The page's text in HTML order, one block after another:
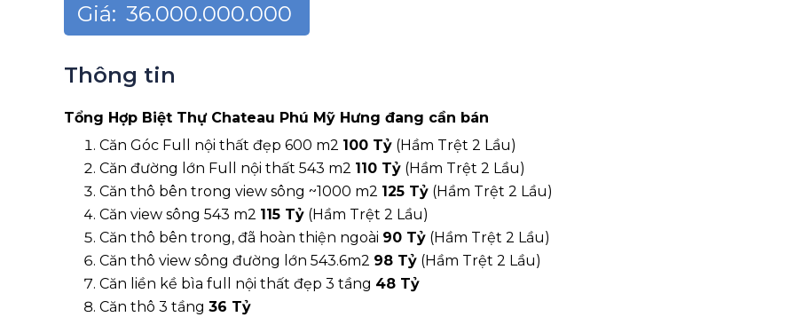
Giá: 36.000.000.000
Thông tin
Tổng Hợp Biệt Thự Chateau Phú Mỹ Hưng đang cần bán
Căn Góc Full nội thất đẹp 600 m2 100 Tỷ (Hầm Trệt 2 Lầu)
Căn đường lớn Full nội thất 543 m2 110 Tỷ (Hầm Trệt 2 Lầu)
Căn thô bên trong view sông ~1000 m2 125 Tỷ (Hầm Trệt 2 Lầu)
Căn view sông 543 m2 115 Tỷ (Hầm Trệt 2 Lầu)
Căn thô bên trong, đã hoàn thiện ngoài 90 Tỷ (Hầm Trệt 2 Lầu)
Căn thô view sông đường lớn 543.6m2 98 Tỷ (Hầm Trệt 2 Lầu)
Căn liền kề bìa full nội thất đẹp 3 tầng 48 Tỷ
Căn thô 3 tầng 36 Tỷ